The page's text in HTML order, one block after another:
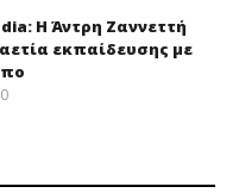
Η Άντρη Ζαννεττή
εκπαίδευσης με
0